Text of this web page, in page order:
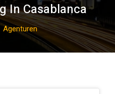
In Casablanca
Agenturen